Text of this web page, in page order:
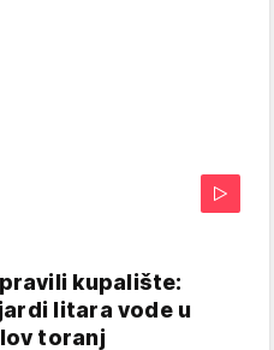
kupalište:
litara vode u
toranj